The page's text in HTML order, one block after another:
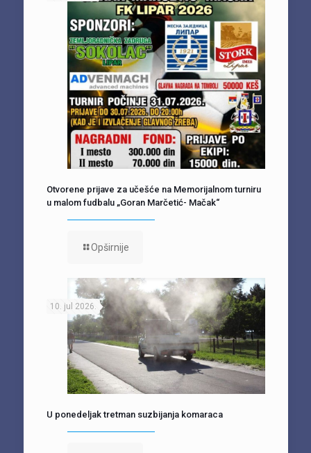
Otvorene prijave za učešće na Memorijalnom turniru
u malom fudbalu „Goran Marčetić- Mačak“
Opširnije
10. jul 2026.
U ponedeljak tretman suzbijanja komaraca